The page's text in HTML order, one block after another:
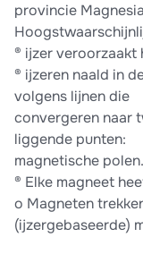
provincie
® ijzer veroorzaakt
® ijzeren naald in
volgens lijnen die
convergeren naar
liggende punten:
magnetische polen.
® Elke magneet
o Magneten
(ijzergebaseerde)